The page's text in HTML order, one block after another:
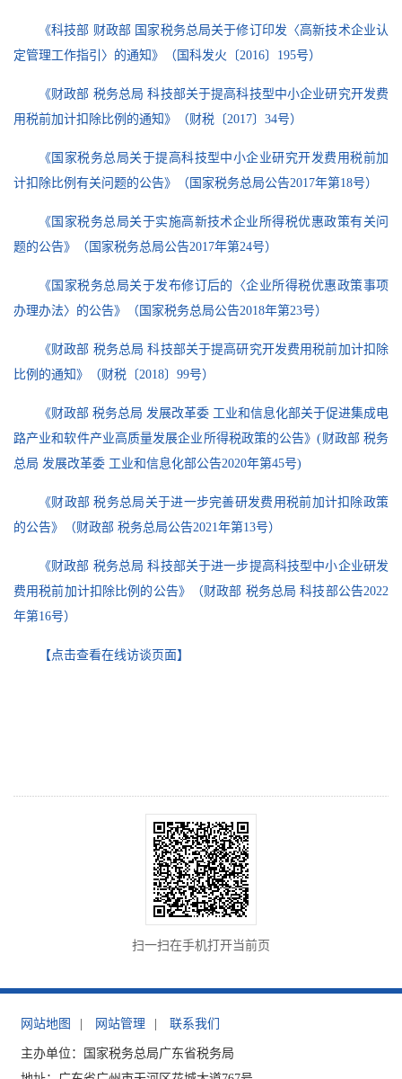
《科技部 财政部 国家税务总局关于修订印发〈高新技术企业认
定管理工作指引〉的通知》（国科发火〔2016〕195号）
《财政部 税务总局 科技部关于提高科技型中小企业研究开发费
用税前加计扣除比例的通知》（财税〔2017〕34号）
《国家税务总局关于提高科技型中小企业研究开发费用税前加
计扣除比例有关问题的公告》（国家税务总局公告2017年第18号）
《国家税务总局关于实施高新技术企业所得税优惠政策有关问
题的公告》（国家税务总局公告2017年第24号）
《国家税务总局关于发布修订后的〈企业所得税优惠政策事项
办理办法〉的公告》（国家税务总局公告2018年第23号）
《财政部 税务总局 科技部关于提高研究开发费用税前加计扣除
比例的通知》（财税〔2018〕99号）
《财政部 税务总局 发展改革委 工业和信息化部关于促进集成电
路产业和软件产业高质量发展企业所得税政策的公告》(财政部 税务
总局 发展改革委 工业和信息化部公告2020年第45号)
《财政部 税务总局关于进一步完善研发费用税前加计扣除政策
的公告》（财政部 税务总局公告2021年第13号）
《财政部 税务总局 科技部关于进一步提高科技型中小企业研发
费用税前加计扣除比例的公告》（财政部 税务总局 科技部公告2022
年第16号）
【点击查看在线访谈页面】
扫一扫在手机打开当前页
网站地图 网站管理 联系我们
主办单位：国家税务总局广东省税务局